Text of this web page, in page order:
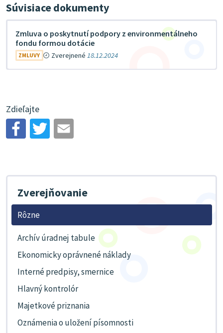
Súvisiace dokumenty
Zmluva o poskytnutí podpory z environmentálneho
fondu formou dotácie
ZMLUVY Zverejnené 18.12.2024
Zdieľajte
Zverejňovanie
Rôzne
Archív úradnej tabule
Ekonomicky oprávnené náklady
Interné predpisy, smernice
Hlavný kontrolór
Majetkové priznania
Oznámenia o uložení písomnosti